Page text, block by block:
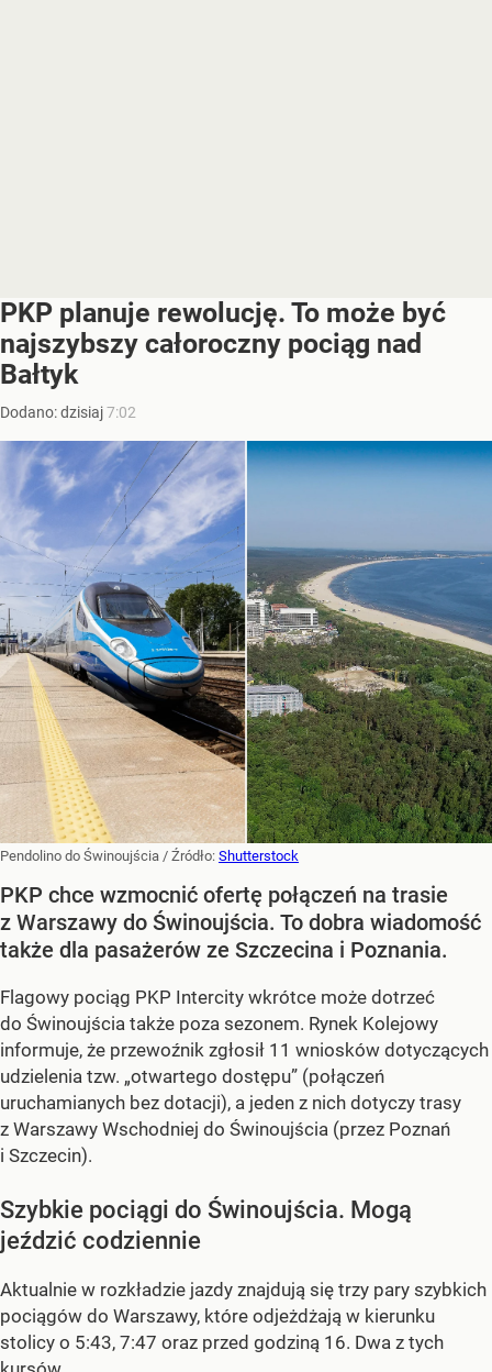
PKP planuje rewolucję. To może być
najszybszy całoroczny pociąg nad
Bałtyk
Dodano:dzisiaj7:02
Pendolino do Świnoujścia / Źródło: Shutterstock
PKP chce wzmocnić ofertę połączeń na trasie
z Warszawy do Świnoujścia. To dobra wiadomość
także dla pasażerów ze Szczecina i Poznania.
Flagowy pociąg PKP Intercity wkrótce może dotrzeć
do Świnoujścia także poza sezonem. Rynek Kolejowy
informuje, że przewoźnik zgłosił 11 wniosków dotyczących
udzielenia tzw. „otwartego dostępu” (połączeń
uruchamianych bez dotacji), a jeden z nich dotyczy trasy
z Warszawy Wschodniej do Świnoujścia (przez Poznań
i Szczecin).
Szybkie pociągi do Świnoujścia. Mogą
jeździć codziennie
Aktualnie w rozkładzie jazdy znajdują się trzy pary szybkich
pociągów do Warszawy, które odjeżdżają w kierunku
stolicy o 5:43, 7:47 oraz przed godziną 16. Dwa z tych